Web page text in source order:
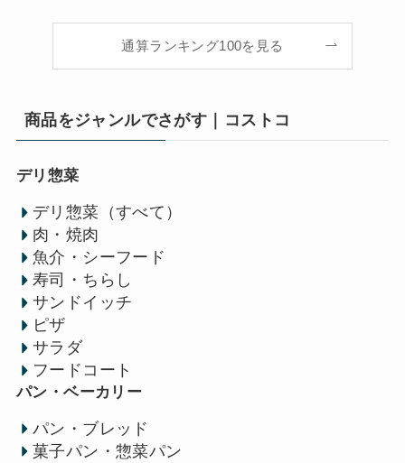
通算ランキング100を見る
商品をジャンルでさがす｜コストコ
デリ惣菜
デリ惣菜（すべて）
肉・焼肉
魚介・シーフード
寿司・ちらし
サンドイッチ
ピザ
サラダ
フードコート
パン・ベーカリー
パン・ブレッド
菓子パン・惣菜パン